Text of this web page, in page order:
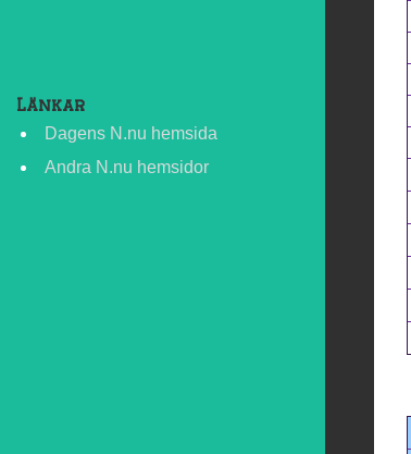
Länkar
Dagens N.nu hemsida
Andra N.nu hemsidor